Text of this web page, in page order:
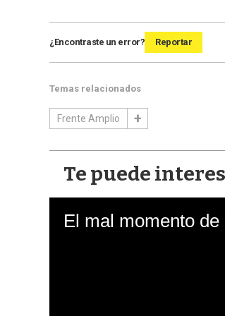
¿Encontraste un error? Reportar
Temas relacionados
Frente Amplio
Te puede